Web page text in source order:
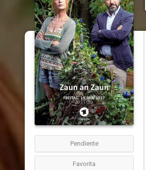
Pendiente
Favorita